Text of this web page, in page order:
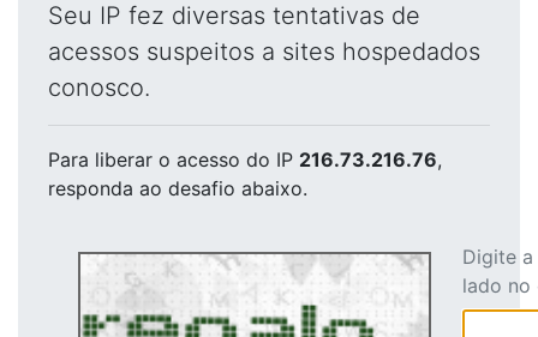
Seu IP fez diversas tentativas de
acessos suspeitos a sites hospedados
conosco.
Para liberar o acesso do IP 216.73.216.76,
responda ao desafio abaixo.
Digite
lado no